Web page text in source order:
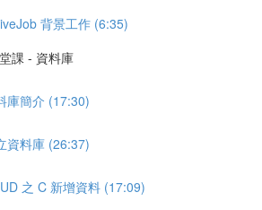
背景工作 (6:35)
課 - 資料庫
庫簡介 (17:30)
資料庫 (26:37)
之 C 新增資料 (17:09)